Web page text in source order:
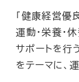
「健康経営優
運動・栄養・
サポートを行
をテーマに、